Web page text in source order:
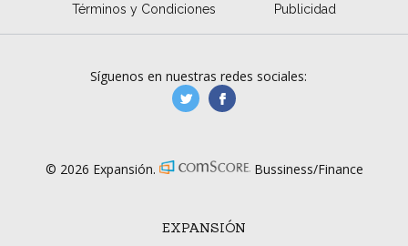
Términos y Condiciones Publicidad
EXPANSIÓN
Síguenos en nuestras redes sociales:
manufacturaGE
© 2026 Expansión. Bussiness/Finance